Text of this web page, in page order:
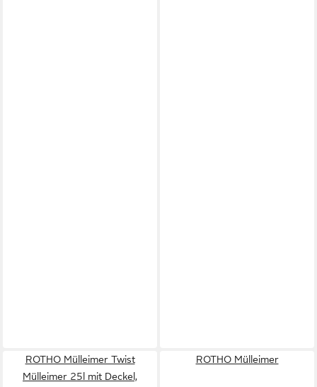
ROTHO Mülleimer Twist
Mülleimer 25l mit Deckel,
ROTHO Mülleimer